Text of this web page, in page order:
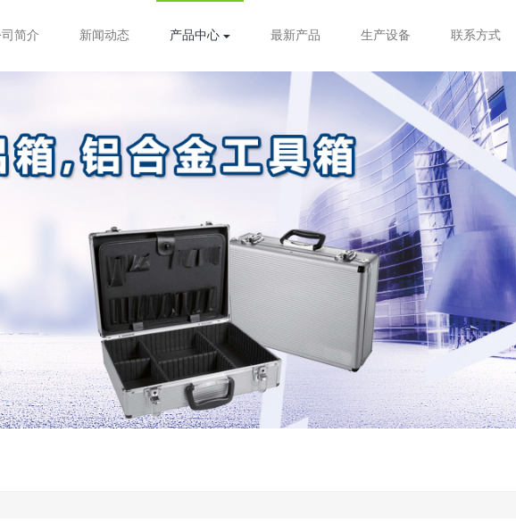
简介 新闻动态 产品中心 最新产品 生产设备 联系方式